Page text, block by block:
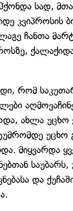
სად,
კვიპროსის
ჩანთა
რომ
ახლა უცხო
უცხო
მიყვარდა
საუბარს,
და